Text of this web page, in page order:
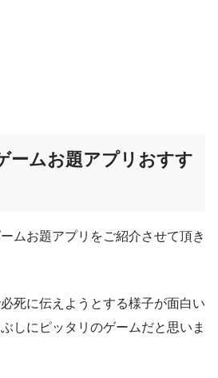
ームお題アプリおすす
ムお題アプリをご紹介させて頂き
死に伝えようとする様子が面白い
しにピッタリのゲームだと思いま